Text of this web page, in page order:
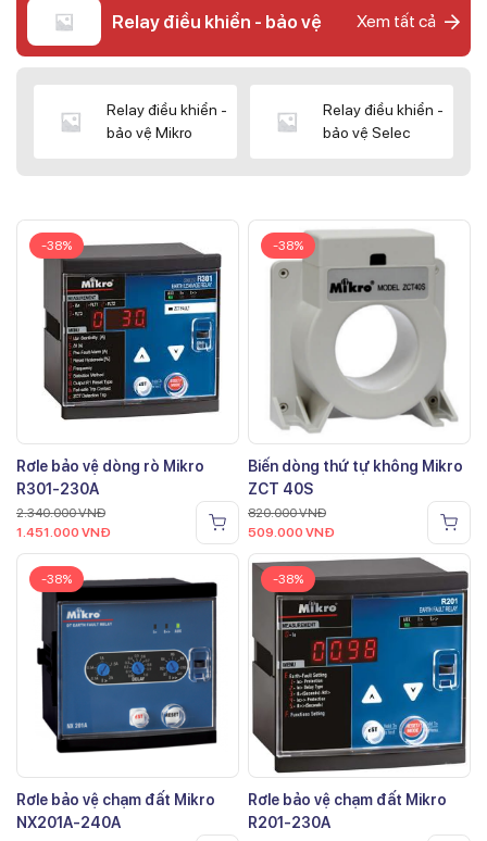
Relay điều khiển - bảo vệ Xem tất cả
Relay điều khiển -
bảo vệ Mikro
Relay điều khiển -
bảo vệ Selec
-38%
Rơle bảo vệ dòng rò Mikro
R301-230A
2.340.000VNĐ
1.451.000 VNĐ
-38%
Biến dòng thứ tự không Mikro
ZCT 40S
820.000VNĐ
509.000 VNĐ
-38%
Rơle bảo vệ chạm đất Mikro
NX201A-240A
-38%
Rơle bảo vệ chạm đất Mikro
R201-230A